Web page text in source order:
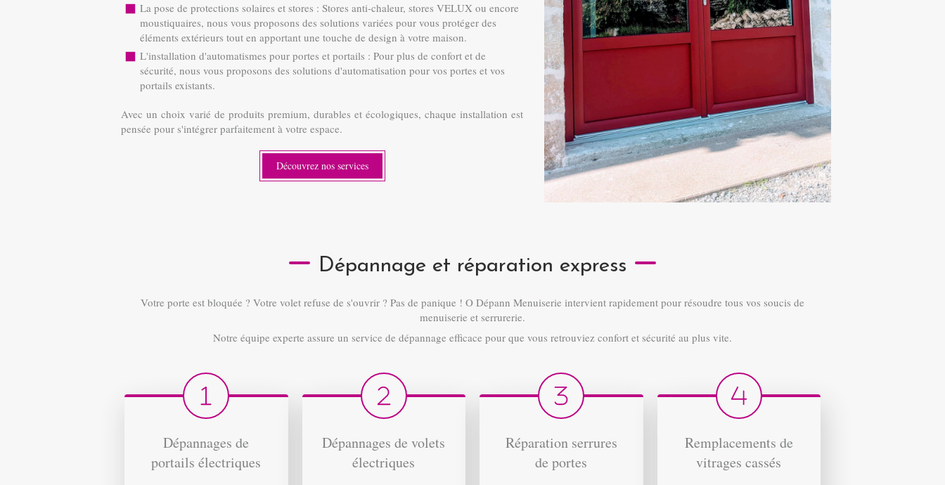
La pose de protections solaires et stores : Stores anti-chaleur, stores VELUX ou encore
moustiquaires, nous vous proposons des solutions variées pour vous protéger des
éléments extérieurs tout en apportant une touche de design à votre maison.
L'installation d'automatismes pour portes et portails : Pour plus de confort et de
sécurité, nous vous proposons des solutions d'automatisation pour vos portes et vos
portails existants.
Avec un choix varié de produits premium, durables et écologiques, chaque installation est
pensée pour s'intégrer parfaitement à votre espace.
Découvrez nos services
Dépannage et réparation express
Votre porte est bloquée ? Votre volet refuse de s'ouvrir ? Pas de panique ! O Dépann Menuiserie intervient rapidement pour résoudre tous vos soucis de
menuiserie et serrurerie.
Notre équipe experte assure un service de dépannage efficace pour que vous retrouviez confort et sécurité au plus vite.
Dépannages de
portails électriques
Dépannages de volets
électriques
Réparation serrures
de portes
Remplacements de
vitrages cassés